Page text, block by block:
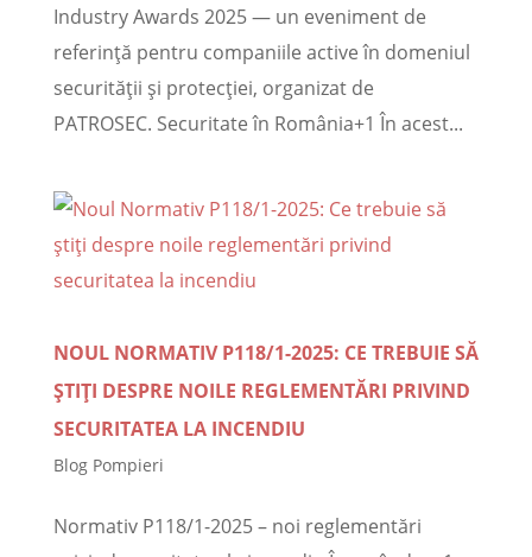
Industry Awards 2025 — un eveniment de
referință pentru companiile active în domeniul
securității și protecției, organizat de
PATROSEC. Securitate în România+1 În acest...
NOUL NORMATIV P118/1-2025: CE TREBUIE SĂ
ȘTIȚI DESPRE NOILE REGLEMENTĂRI PRIVIND
SECURITATEA LA INCENDIU
Blog Pompieri
Normativ P118/1-2025 – noi reglementări